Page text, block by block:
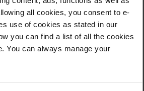
all cookies, you consent to e-
use of cookies as stated in our
you can find a list of all the cookies
You can always manage your
at sende digital